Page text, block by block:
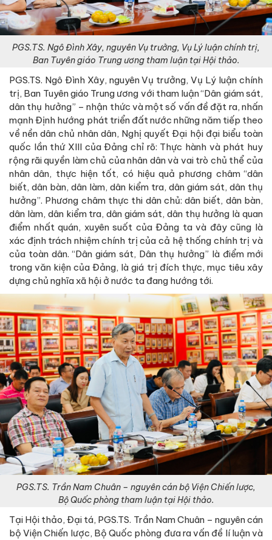
PGS.TS. Ngô Đình Xây, nguyên Vụ trưởng, Vụ Lý luận chính trị,
Ban Tuyên giáo Trung ương tham luận tại Hội thảo.
PGS.TS. Ngô Đình Xây, nguyên Vụ trưởng, Vụ Lý luận chính
trị, Ban Tuyên giáo Trung ương với tham luận “Dân giám sát,
dân thụ hưởng” – nhận thức và một số vấn đề đặt ra, nhấn
mạnh Định hướng phát triển đất nước những năm tiếp theo
về nền dân chủ nhân dân, Nghị quyết Đại hội đại biểu toàn
quốc lần thứ XIII của Đảng chỉ rõ: Thực hành và phát huy
rộng rãi quyền làm chủ của nhân dân và vai trò chủ thể của
nhân dân, thực hiện tốt, có hiệu quả phương châm “dân
biết, dân bàn, dân làm, dân kiểm tra, dân giám sát, dân thụ
hưởng”. Phương châm thực thi dân chủ: dân biết, dân bàn,
dân làm, dân kiểm tra, dân giám sát, dân thụ hưởng là quan
điểm nhất quán, xuyên suốt của Đảng ta và đây cũng là
xác định trách nhiệm chính trị của cả hệ thống chính trị và
của toàn dân. “Dân giám sát, Dân thụ hưởng” là điểm mới
trong văn kiện của Đảng, là giá trị đích thực, mục tiêu xây
dựng chủ nghĩa xã hội ở nước ta đang hướng tới.
PGS.TS. Trần Nam Chuân – nguyên cán bộ Viện Chiến lược,
Bộ Quốc phòng tham luận tại Hội thảo.
Tại Hội thảo, Đại tá, PGS.TS. Trần Nam Chuân – nguyên cán
bộ Viện Chiến lược, Bộ Quốc phòng đưa ra vấn đề lí luận và